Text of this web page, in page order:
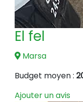
El fel
Marsa
Budget moyen :
Ajouter un avis